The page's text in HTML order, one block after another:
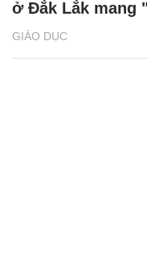
GIÁO DỤC
ở Đắk Lắk mang